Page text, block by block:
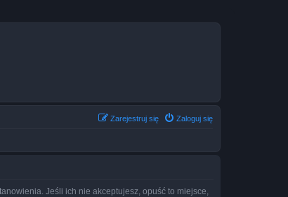
Zaloguj się
Zarejestruj się
Jeśli ich nie akceptujesz, opuść to miejsce,